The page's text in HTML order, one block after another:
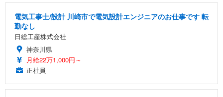
電気工事士/設計 川崎市で電気設計エンジニアのお仕事です 転
勤なし
日総工産株式会社
神奈川県
月給22万1,000円～
正社員